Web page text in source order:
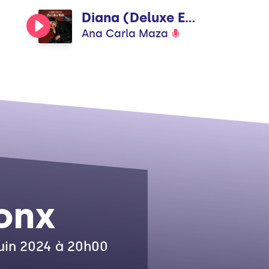
Diana (Deluxe Edition)
Ana Carla Maza
2024 à 20h00